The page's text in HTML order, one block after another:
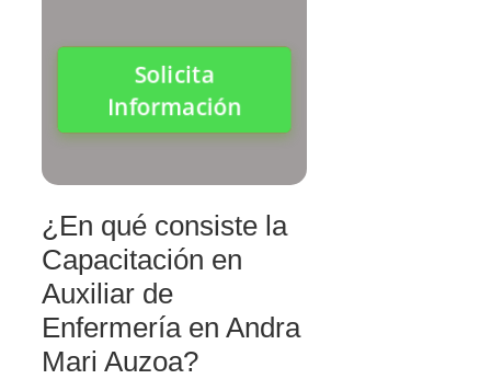
Solicita
Información
¿En qué consiste la
Capacitación en
Auxiliar de
Enfermería en Andra
Mari Auzoa?